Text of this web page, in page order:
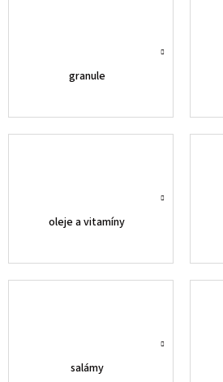
granule
oleje a vitamíny
salámy